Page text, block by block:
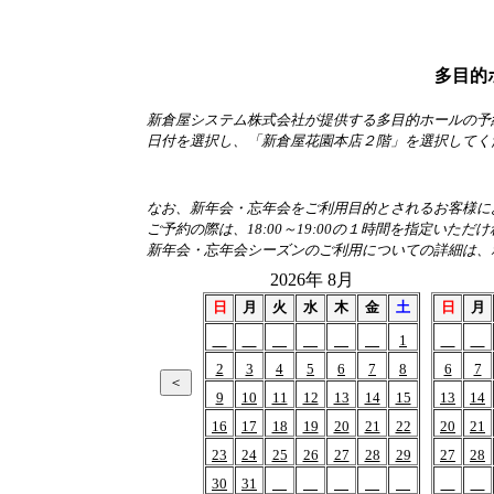
多目的
新倉屋システム株式会社が提供する多目的ホールの
日付を選択し、「新倉屋花園本店２階」を選択して
なお、新年会・忘年会をご利用目的とされるお客様
ご予約の際は、18:00～19:00の１時間を指定いただ
新年会・忘年会シーズンのご利用についての詳細は
2026年 8月
日 月 火 水 木 金
土
1
2
3 4 5 6 7
8
9
10 11 12 13 14
15
16
17 18 19 20 21
22
23
24 25 26 27 28
29
30
31
日 月
6
7
13
14
20
21
27
28